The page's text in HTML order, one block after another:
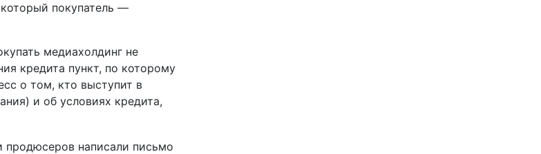
покупатель —
медиахолдинг не
кредита пункт, по которому
о том, кто выступит в
и об условиях кредита,
продюсеров написали письмо